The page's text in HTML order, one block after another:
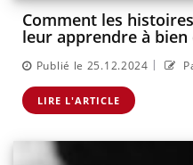
Comment les
leur apprendre à
Publié le 25.12.2024 |
LIRE L'ARTICLE